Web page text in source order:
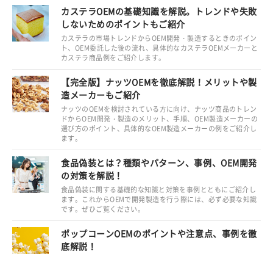
カステラOEMの基礎知識を解説。トレンドや失敗
しないためのポイントもご紹介
カステラの市場トレンドからOEM開発・製造するときのポイン
ト、OEM委託した後の流れ、具体的なカステラOEMメーカーと
カステラ商品例をご紹介します。
【完全版】ナッツOEMを徹底解説！メリットや製
造メーカーもご紹介
ナッツのOEMを検討されている方に向け、ナッツ商品のトレン
ドからOEM開発・製造のメリット、手順、OEM製造メーカーの
選び方のポイント、具体的なOEM製造メーカーの例をご紹介し
ます。
食品偽装とは？種類やパターン、事例、OEM開発
の対策を解説！
食品偽装に関する基礎的な知識と対策を事例とともにご紹介し
ます。これからOEMで開発製造を行う際には、必ず必要な知識
です。ぜひご覧ください。
ポップコーンOEMのポイントや注意点、事例を徹
底解説！